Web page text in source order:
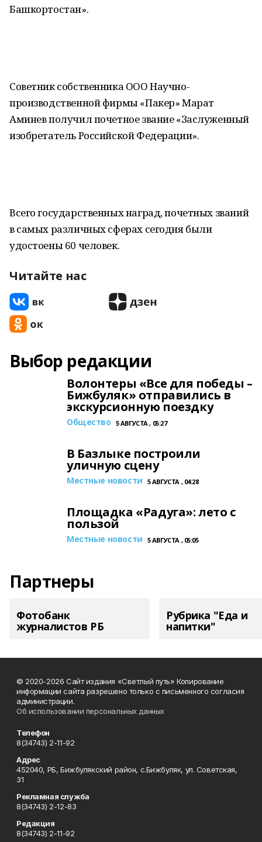
Башкортостан».
Советник собственника ООО Научно-
производственной фирмы «Пакер» Марат
Аминев получил почетное звание «Заслуженный
изобретатель Российской Федерации».
Всего государственных наград, почетных званий
в самых различных сферах сегодня были
удостоены 60 человек.
Читайте нас
Выбор редакции
Волонтеры «Все для победы –
Бижбуляк» отправились в
экскурсионную поездку
Общество 5 АВГУСТА , 05:27
В Базлыке построили
уличную сцену
Местные новости 5 АВГУСТА , 04:28
Площадка «Радуга»: лето с
пользой
Местные новости 5 АВГУСТА , 05:05
Партнеры
Фотобанк
журналистов РБ
Рубрика "Еда и
напитки"
© 2020-2026 Сайт издания «Светлый путь» Копирование
информации сайта разрешено только с письменного согласия
администрации.
Об использовании персональных данных
Телефон
8(34743) 2-11-92
Адрес
452040, РБ, Бижбулякский район, с.Бижбуляк, ул. Советская,
31
Рекламная служба
8(34743) 2-12-83
Редакция
8(34743) 2-11-92